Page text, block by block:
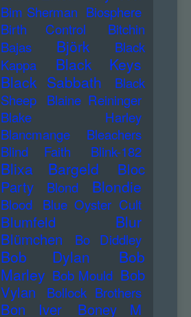
Bim Sherman Biosphere
Birth Control
Bitchin
Bajas
Björk
Black
Kappa
Black Keys
Black Sabbath
Black
Sheep
Blaine Reininger
Blake Harley
Blancmange
Bleachers
Blind Faith
Blink-182
Blixa Bargeld
Bloc
Party
Blond Blondie
Blood Blue Oyster Cult
Blumfeld Blur
Blümchen Bo Diddley
Bob Dylan
Bob
Marley Bob Mould Bob
Vylan
Bollock Brothers
Bon Iver Boney M